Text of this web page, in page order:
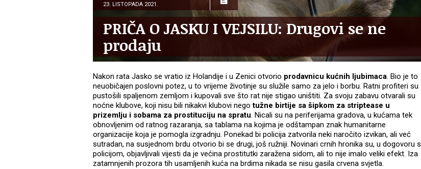
23. LISTOPADA 2021.
PRIČA O JASKU I VEJSILU: Drugovi se ne
prodaju
Nakon rata Jasko se vratio iz Holandije i u Zenici otvorio prodavnicu kućnih ljubimaca. Bio je to
neuobičajen poslovni potez, u to vrijeme životinje su služile samo za jelo i borbu. Ratni profiteri su
pustošili spaljenom zemljom i kupovali sve što rat nije stigao uništiti. Za svoju zabavu otvarali su
noćne klubove, koji nisu bili nikakvi klubovi negotužne birtije sa šipkom za striptease u
prizemlju i sobama za prostituciju na spratu. Nicali su na periferijama gradova, u kućama tek
obnovljenim od ratnog razaranja, sa tablama na kojima je odštampan znak humanitarne
organizacije koja je pomogla izgradnju. Ponekad bi policija zatvorila neki naročito izvikan, ali već
sutradan, na susjednom brdu otvorio bi se drugi, još ružniji. Novinari crnih hronika su, u dogovoru s
policijom, objavljivali vijesti da je većina prostitutki zaražena sidom, ali to nije imalo veliki efekt. Iza
zatamnjenih prozora tih usamljenih kuća na brdima nikada se nisu gasila crvena svjetla.